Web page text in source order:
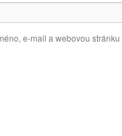
e-mail a webovou